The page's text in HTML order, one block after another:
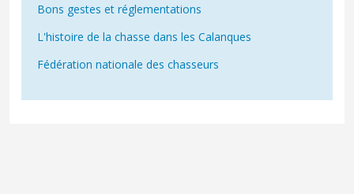
Bons gestes et réglementations
L'histoire de la chasse dans les Calanques
Fédération nationale des chasseurs